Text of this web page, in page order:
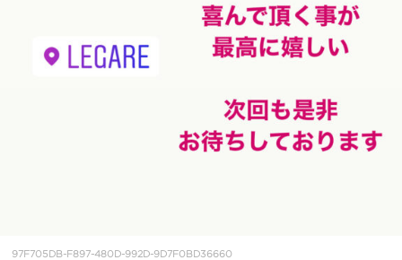
97F705DB-F897-480D-992D-9D7F0BD36660